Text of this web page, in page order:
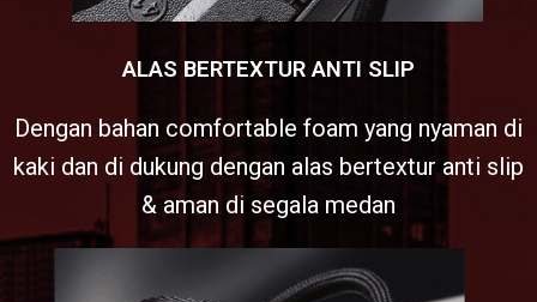
ALAS BERTEXTUR ANTI SLIP
Dengan bahan comfortable foam yang nyaman di
kaki dan di dukung dengan alas bertextur anti slip
& aman di segala medan